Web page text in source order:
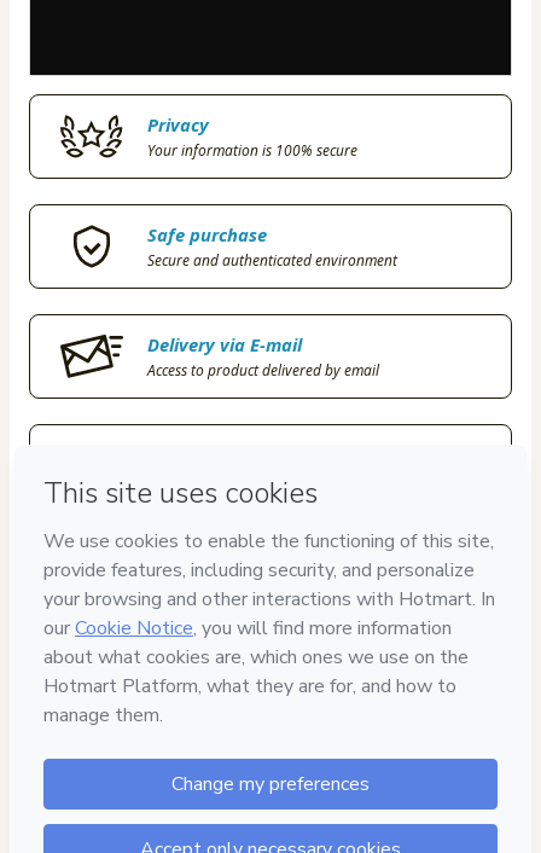
Privacy
Your information is 100% secure
Safe purchase
Secure and authenticated environment
Delivery via E-mail
Access to product delivered by email
100% reviewed and approved
7
GARANTÍA